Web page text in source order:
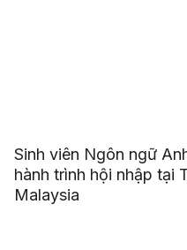
Sinh viên Ngôn ngữ
hành trình hội nhập tại
Malaysia